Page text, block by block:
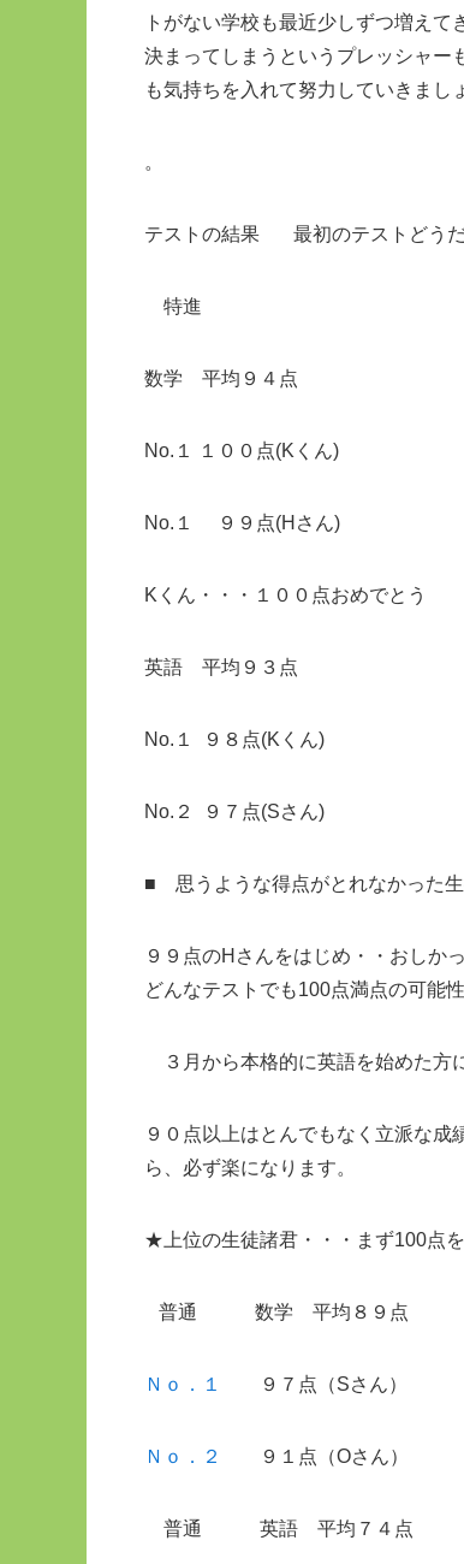
トがない学校も最近少しずつ増え
決まってしまうというプレッシャー
も気持ちを入れて努力していきまし
。
テストの結果 最初のテストど
特進
数学 平均９
No.１ １００点(Kくん)
No.１ ９９点(Hさん)
Kくん・・・１００点
英語 平均９３点
No.１ ９８点(Kくん)
No.２ ９７点(Sさん)
■ 思うような得点がとれなかった生
９９点のHさんをはじめ・・おしか
どんなテストでも100点満点の可能
３月から本格的に英語を始めた方
９０点以上はとんでもなく立派な
ら、必ず楽になります。
★上位の生徒諸君・・・まず100点
普通 数学 平均８９
Ｎｏ．１ ９７点（Sさん）
Ｎｏ．２ ９１点（Oさん）
普通 英語 平均７４点